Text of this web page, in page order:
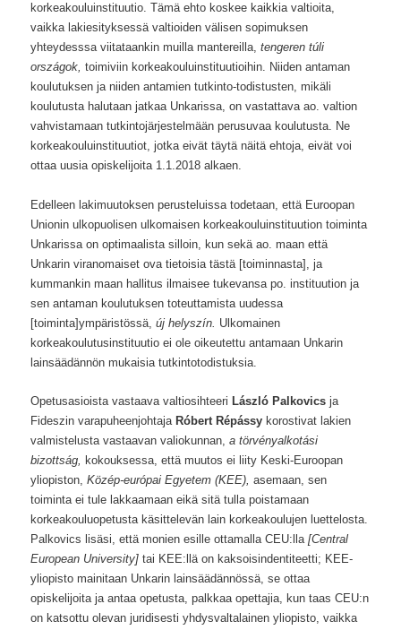
korkeakouluinstituutio. Tämä ehto koskee kaikkia valtioita,
vaikka lakiesityksessä valtioiden välisen sopimuksen
yhteydesssa viitataankin muilla mantereilla,tengeren túli
országok, toimiviin korkeakouluinstituutioihin. Niiden antaman
koulutuksen ja niiden antamien tutkinto-todistusten, mikäli
koulutusta halutaan jatkaa Unkarissa, on vastattava ao. valtion
vahvistamaan tutkintojärjestelmään perusuvaa koulutusta. Ne
korkeakouluinstituutiot, jotka eivät täytä näitä ehtoja, eivät voi
ottaa uusia opiskelijoita 1.1.2018 alkaen.
Edelleen lakimuutoksen perusteluissa todetaan, että Euroopan
Unionin ulkopuolisen ulkomaisen korkeakouluinstituution toiminta
Unkarissa on optimaalista silloin, kun sekä ao. maan että
Unkarin viranomaiset ova tietoisia tästä [toiminnasta], ja
kummankin maan hallitus ilmaisee tukevansa po. instituution ja
sen antaman koulutuksen toteuttamista uudessa
[toiminta]ympäristössä,új helyszín. Ulkomainen
korkeakoulutusinstituutio ei ole oikeutettu antamaan Unkarin
lainsäädännön mukaisia tutkintotodistuksia.
Opetusasioista vastaava valtiosihteeriLászló Palkovics ja
Fideszin varapuheenjohtajaRóbert Répássy korostivat lakien
valmistelusta vastaavan valiokunnan, a törvényalkotási
bizottság, kokouksessa, että muutos ei liity Keski-Euroopan
yliopiston, Közép-európai Egyetem (KEE), asemaan, sen
toiminta ei tule lakkaamaan eikä sitä tulla poistamaan
korkeakouluopetusta käsittelevän lain korkeakoulujen luettelosta.
Palkovics lisäsi, että monien esille ottamalla CEU:lla[Central
European University] tai KEE:llä on kaksoisindentiteetti; KEE-
yliopisto mainitaan Unkarin lainsäädännössä, se ottaa
opiskelijoita ja antaa opetusta, palkkaa opettajia, kun taas CEU:n
on katsottu olevan juridisesti yhdysvaltalainen yliopisto, vaikka